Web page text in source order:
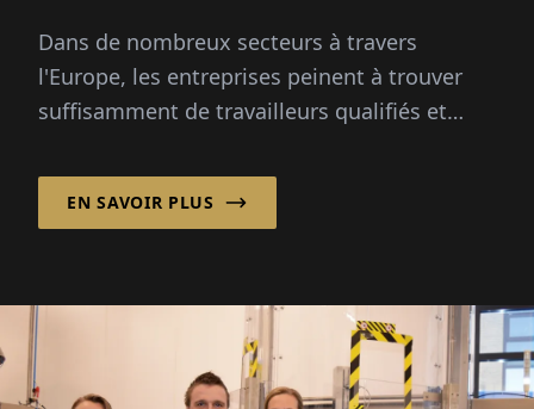
Dans de nombreux secteurs à travers
l'Europe, les entreprises peinent à trouver
suffisamment de travailleurs qualifiés et
changements démographiques et...
EN SAVOIR PLUS